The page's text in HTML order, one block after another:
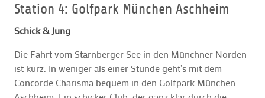
Station 4: Golfpark München Aschheim
Schick & Jung
Die Fahrt vom Starnberger See in den Münchner Norden
ist kurz. In weniger als einer Stunde geht’s mit dem
Concorde Charisma bequem in den Golfpark München